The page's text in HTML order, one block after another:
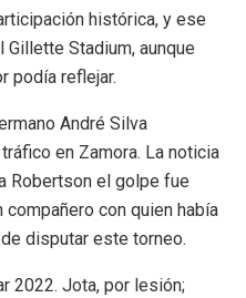
histórica, y ese
Stadium, aunque
podía reflejar.
André Silva
en Zamora. La noticia
Robertson el golpe fue
compañero con quien había
disputar este torneo.
2022. Jota, por lesión;